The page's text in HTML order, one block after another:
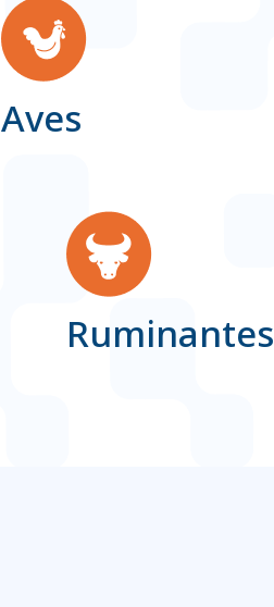
Aves
Ruminantes